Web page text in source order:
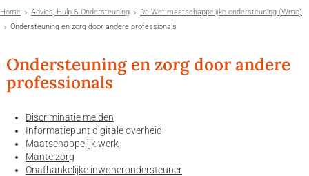
Home Advies, Hulp & Ondersteuning
De Wet maatschappelijke ondersteuning (Wmo)
Ondersteuning en zorg door andere professionals
Ondersteuning en zorg door andere
professionals
Discriminatie melden
Informatiepunt digitale overheid
Maatschappelijk werk
Mantelzorg
Onafhankelijke inwonerondersteuner